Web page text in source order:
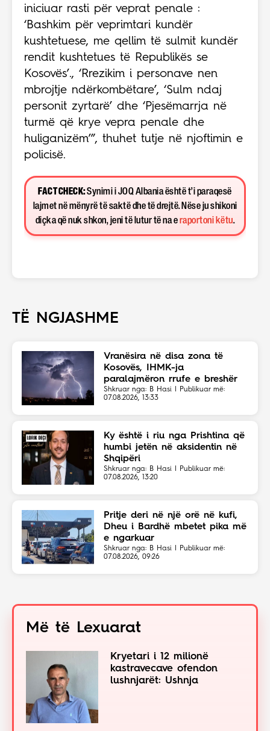
iniciuar rasti për veprat penale :
‘Bashkim për veprimtari kundër
kushtetuese, me qellim të sulmit kundër
rendit kushtetues të Republikës se
Kosovës’., ‘Rrezikim i personave nen
mbrojtje ndërkombëtare’, ‘Sulm ndaj
personit zyrtarë’ dhe ‘Pjesëmarrja në
turmë që krye vepra penale dhe
huliganizëm’”, thuhet tutje në njoftimin e
policisë.
FACT CHECK:Synimi i JOQ Albania është t’i paraqesë
lajmet në mënyrë të saktë dhe të drejtë. Nëse ju shikoni
diçka që nuk shkon, jeni të lutur të na e raportoni këtu.
TË NGJASHME
Vranësira në disa zona të
Kosovës, IHMK-ja
paralajmëron rrufe e breshër
Shkruar nga: B Hasi | Publikuar më:
07.08.2026, 13:33
Ky është i riu nga Prishtina që
humbi jetën në aksidentin në
Shqipëri
Shkruar nga: B Hasi | Publikuar më:
07.08.2026, 13:20
Pritje deri në një orë në kufi,
Dheu i Bardhë mbetet pika më
e ngarkuar
Shkruar nga: B Hasi | Publikuar më:
07.08.2026, 09:26
Më të Lexuarat
Kryetari i 12 milionë
kastravecave ofendon
lushnjarët: Ushnja